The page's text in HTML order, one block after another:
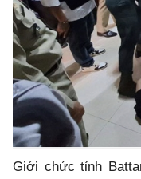
Giới chức tỉnh